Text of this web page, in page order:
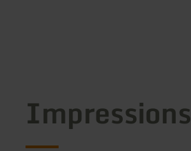
Impressions